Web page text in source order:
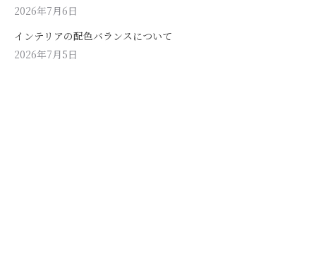
2026年7月6日
インテリアの配色バランスについて
2026年7月5日